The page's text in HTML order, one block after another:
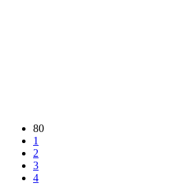
80
1
2
3
4